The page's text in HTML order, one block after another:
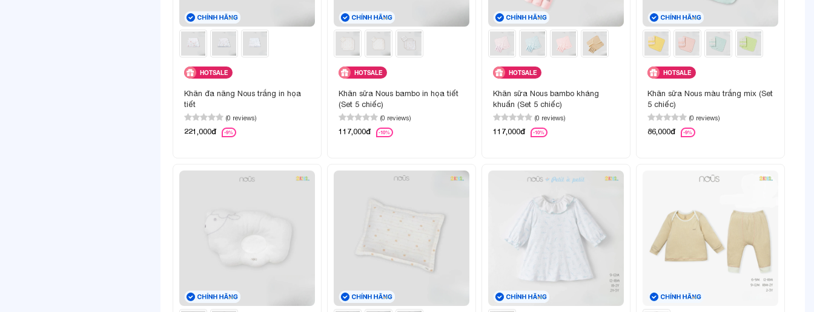
HOTSALE
Khăn đa năng Nous trắng in họa
tiết
(0 reviews)
221,000đ -9%
HOTSALE
Khăn sữa Nous bambo in họa tiết
(Set 5 chiếc)
(0 reviews)
117,000đ -10%
HOTSALE
Khăn sữa Nous bambo kháng
khuẩn (Set 5 chiếc)
(0 reviews)
117,000đ -10%
HOTSALE
Khăn sữa Nous màu trắng mix (Set
5 chiếc)
(0 reviews)
86,000đ -9%